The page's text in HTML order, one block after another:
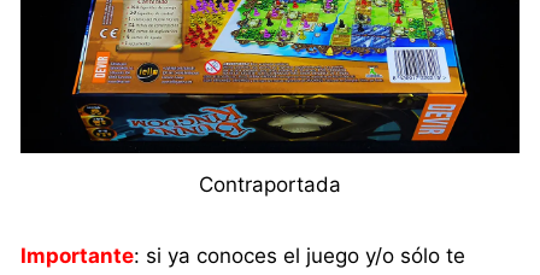
Contraportada
Importante: si ya conoces el juego y/o sólo te